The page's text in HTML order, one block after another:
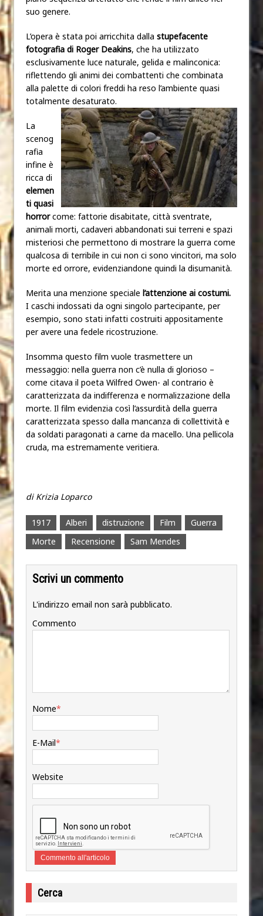
suo genere.
L’opera è stata poi arricchita dalla stupefacente
fotografia di Roger Deakins, che ha utilizzato
esclusivamente luce naturale, gelida e malinconica:
riflettendo gli animi dei combattenti che combinata
alla palette di colori freddi ha reso l’ambiente quasi
totalmente desaturato.
La
scenog
rafia
infine è
ricca di
elemen
ti quasi
horrorcome: fattorie disabitate, città sventrate,
animali morti, cadaveri abbandonati sui terreni e spazi
misteriosi che permettono di mostrare la guerra come
qualcosa di terribile in cui non ci sono vincitori, ma solo
morte ed orrore, evidenziandone quindi la disumanità.
Merita una menzione speciale l’attenzione ai costumi.
I caschi indossati da ogni singolo partecipante, per
esempio, sono stati infatti costruiti appositamente
per avere una fedele ricostruzione.
Insomma questo film vuole trasmettere un
messaggio: nella guerra non c’è nulla di glorioso –
come citava il poeta Wilfred Owen- al contrario è
caratterizzata da indifferenza e normalizzazione della
morte. Il film evidenzia così l’assurdità della guerra
caratterizzata spesso dalla mancanza di collettività e
da soldati paragonati a carne da macello. Una pellicola
cruda, ma estremamente veritiera.
di Krizia Loparco
1917 Alberi distruzione Film
Guerra
Morte
Recensione Sam Mendes
Scrivi un commento
L'indirizzo email non sarà pubblicato.
Commento
Nome*
E-Mail*
Website
Cerca